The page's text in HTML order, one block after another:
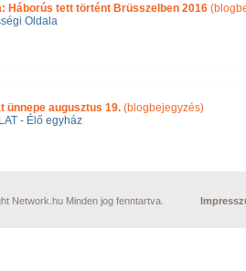
Háborús tett történt Brüsszelben 2016
Oldala
ünnepe augusztus 19. (blogbejegyzés)
- Élő egyház
Network.hu Minden jog fenntartva.